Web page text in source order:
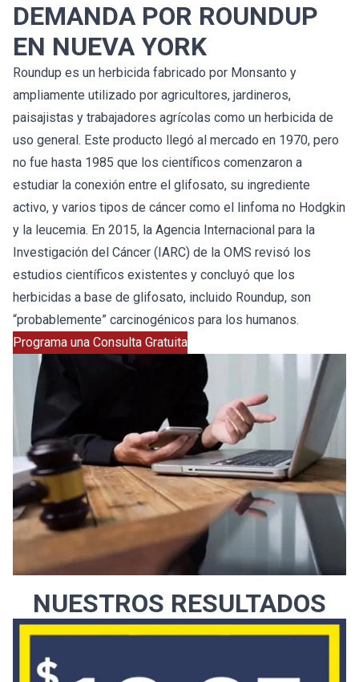
DEMANDA POR ROUNDUP
EN NUEVA YORK
Roundup es un herbicida fabricado por Monsanto y
ampliamente utilizado por agricultores, jardineros,
paisajistas y trabajadores agrícolas como un herbicida de
uso general. Este producto llegó al mercado en 1970, pero
no fue hasta 1985 que los científicos comenzaron a
estudiar la conexión entre el glifosato, su ingrediente
activo, y varios tipos de cáncer como el linfoma no Hodgkin
y la leucemia. En 2015, la Agencia Internacional para la
Investigación del Cáncer (IARC) de la OMS revisó los
estudios científicos existentes y concluyó que los
herbicidas a base de glifosato, incluido Roundup, son
“probablemente” carcinogénicos para los humanos.
Programa una Consulta Gratuita
NUESTROS RESULTADOS